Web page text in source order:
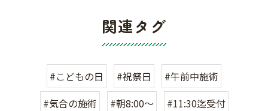
関連タグ
#こどもの日 #祝祭日
#午前中施術
#気合の施術
#朝8:00〜
#11:30迄受付